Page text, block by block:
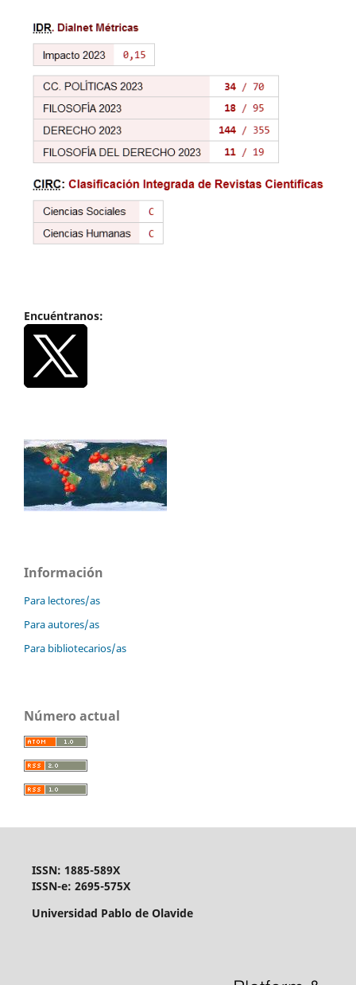
Encuéntranos:
Información
Para lectores/as
Para autores/as
Para bibliotecarios/as
Número actual
ISSN: 1885-589X
ISSN-e: 2695-575X
Universidad Pablo de Olavide